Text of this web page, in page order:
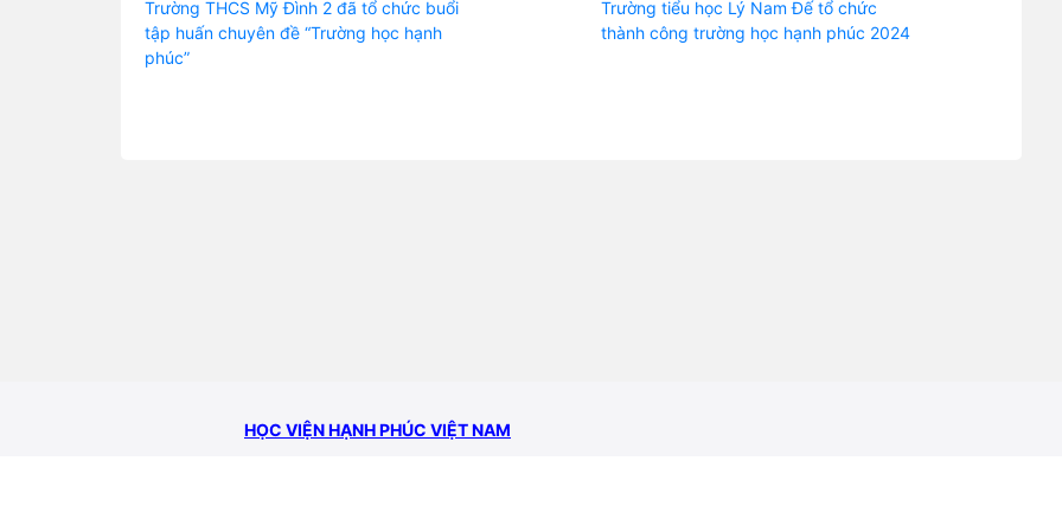
Trường THCS Mỹ Đình 2 đã tổ chức buổi
tập huấn chuyên đề “Trường học hạnh
phúc”
Trường tiểu học Lý Nam Đế tổ chức
thành công trường học hạnh phúc 2024
HỌC VIỆN HẠNH PHÚC VIỆT NAM